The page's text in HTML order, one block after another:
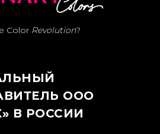
Color Revolution?
ООО
В РОССИИ